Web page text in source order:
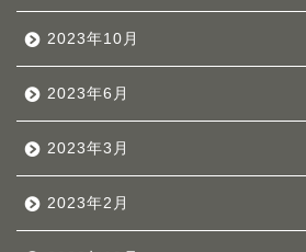
2023年10月
2023年6月
2023年3月
2023年2月